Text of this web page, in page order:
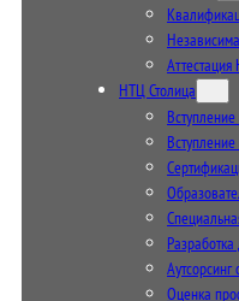
НТЦ Столица
Оценка